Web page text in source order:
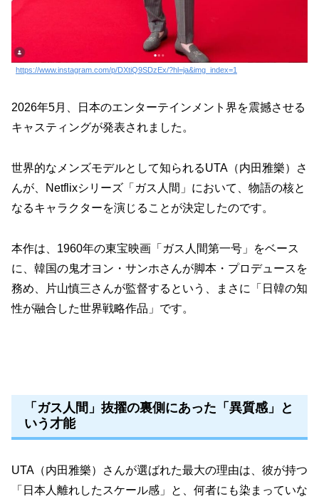
https://www.instagram.com/p/DXtiQ9SDzEx/?hl=ja&img_index=1
2026年5月、日本のエンターテインメント界を震撼させる
キャスティングが発表されました。
世界的なメンズモデルとして知られるUTA（内田雅樂）さ
んが、Netflixシリーズ「ガス人間」において、物語の核と
なるキャラクターを演じることが決定したのです。
本作は、1960年の東宝映画「ガス人間第一号」をベース
に、韓国の鬼才ヨン・サンホさんが脚本・プロデュースを
務め、片山慎三さんが監督するという、まさに「日韓の知
性が融合した世界戦略作品」です。
「ガス人間」抜擢の裏側にあった「異質感」と
いう才能
UTA（内田雅樂）さんが選ばれた最大の理由は、彼が持つ
「日本人離れしたスケール感」と、何者にも染まっていな